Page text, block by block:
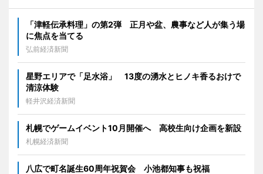
「津軽伝承料理」の第2弾 正月や盆、農事など人が集う場
に焦点を当てる
弘前経済新聞
星野エリアで「足水浴」 13度の湧水とヒノキ香るおけで
清涼体験
軽井沢経済新聞
札幌でゲームイベント10月開催へ 高校生向け企画を新設
札幌経済新聞
八広で町名誕生60周年祝賀会 小池都知事も祝福